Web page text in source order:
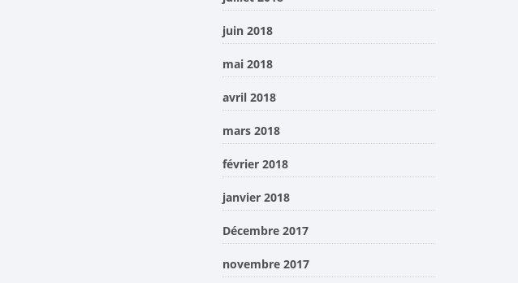
juin 2018
mai 2018
avril 2018
mars 2018
février 2018
janvier 2018
Décembre 2017
novembre 2017